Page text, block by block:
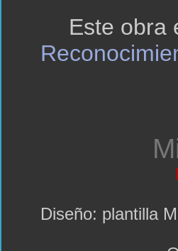
Este obra
Diseño: plantilla